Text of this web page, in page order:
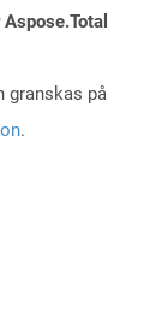
granskas på
.